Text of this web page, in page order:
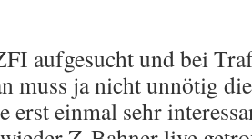
aufgesucht und bei
muss ja nicht unnötig
erst einmal sehr